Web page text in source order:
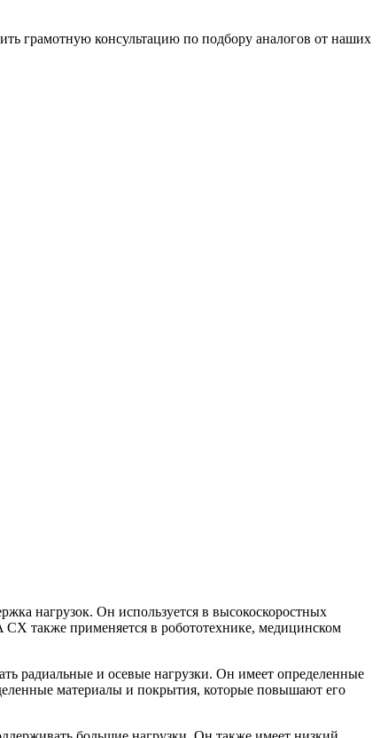
грамотную консультацию по подбору аналогов от наших
нагрузок. Он используется в высокоскоростных
также применяется в робототехнике, медицинском
радиальные и осевые нагрузки. Он имеет определенные
материалы и покрытия, которые повышают его